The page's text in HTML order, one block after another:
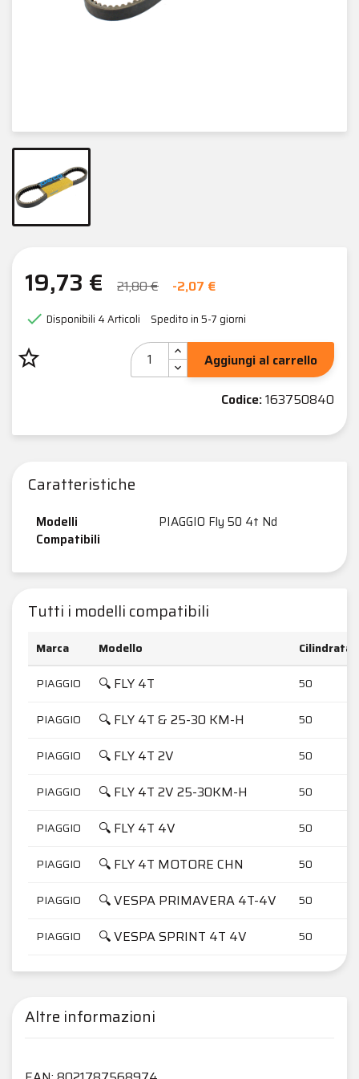
19,73 € 21,80 € -2,07 €
 Disponibili 4 Articoli Spedito in 5-7 giorni
star_border
Aggiungi al carrello
Codice:163750840
Caratteristiche
Modelli
Compatibili
PIAGGIO Fly 50 4t Nd
Tutti i modelli compatibili
Marca Modello
Cilindrata
PIAGGIO
🔍 FLY 4T 50
PIAGGIO 🔍 FLY 4T & 25-30 KM-H 50
PIAGGIO 🔍 FLY 4T 2V 50
PIAGGIO 🔍 FLY 4T 2V 25-30KM-H 50
PIAGGIO 🔍 FLY 4T 4V 50
PIAGGIO 🔍 FLY 4T MOTORE CHN 50
PIAGGIO 🔍 VESPA PRIMAVERA 4T-4V 50
PIAGGIO 🔍 VESPA SPRINT 4T 4V 50
Altre informazioni